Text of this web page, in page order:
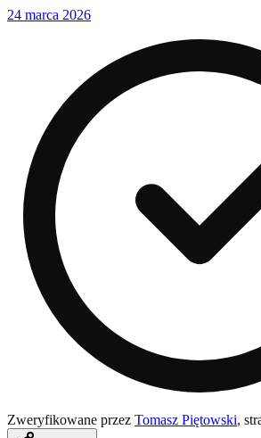
24 marca 2026
Zweryfikowane przez Tomasz Piętowski,